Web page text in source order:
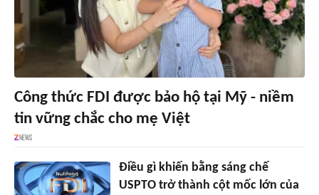
Công thức FDI được bảo hộ tại Mỹ - niềm
tin vững chắc cho mẹ Việt
Điều gì khiến bằng sáng chế
USPTO trở thành cột mốc lớn của